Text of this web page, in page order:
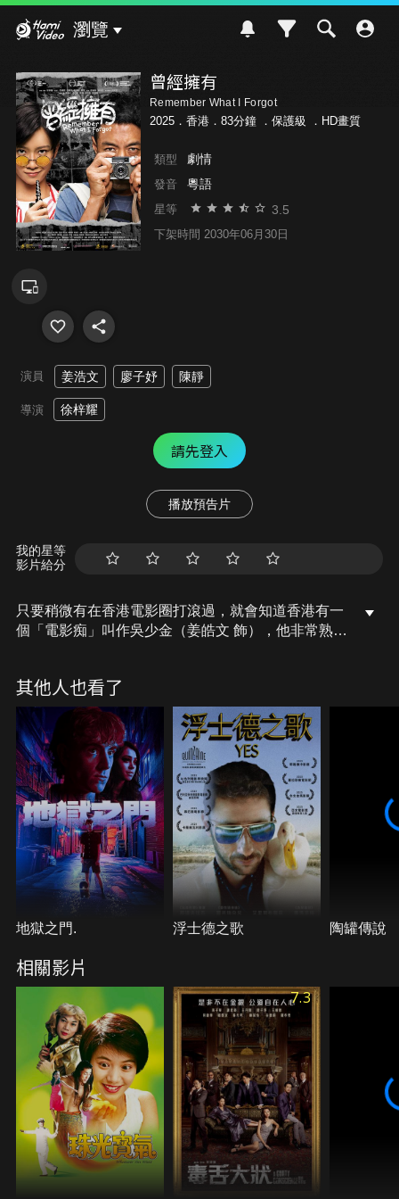
瀏覽
曾經擁有
Remember What I Forgot
2025．香港．83分鐘 ． 保護級 ．HD畫質
類型 劇情
發音 粵語
星等 3.5
下架時間 2030年06月30日
演員 姜浩文 廖子妤 陳靜
導演 徐梓耀
請先登入
播放預告片
我的星等
影片給分
只要稍微有在香港電影圈打滾過，就會知道香港有一
個「電影痴」叫作吳少金（姜皓文 飾），他非常熟悉
的蹤影。沒有人知道吳少金這個電影痴漢從何而來，
為何而來…電視台節目編輯細薑（廖子妤 飾）懷疑吳
少金是專門利用劣評來威逼電影公司繳付廣告費的神
秘影評人，她決定把這個「電影痴漢」鎖定為目標，
進行徹底調查，卻引發出吳少金不為人知的秘密…
其他人也看了
地獄之門. 浮士德之歌 陶罐傳說
相關影片
7.3